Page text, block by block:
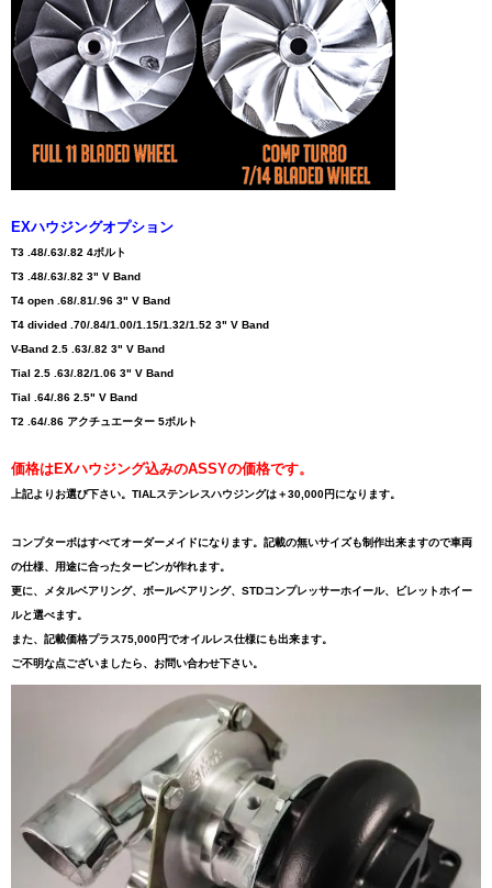
EXハウジングオプション
T3 .48/.63/.82 4ボルト
T3 .48/.63/.82 3" V Band
T4 open .68/.81/.96 3" V Band
T4 divided .70/.84/1.00/1.15/1.32/1.52 3" V Band
V-Band 2.5 .63/.82 3" V Band
Tial 2.5 .63/.82/1.06 3" V Band
Tial .64/.86 2.5" V Band
T2 .64/.86 アクチュエーター 5ボルト
価格はEXハウジング込みのASSYの価格です。
上記よりお選び下さい。TIALステンレスハウジングは＋30,000円になります。
コンプターボはすべてオーダーメイドになります。記載の無いサイズも制作出来ますので車両
の仕様、用途に合ったタービンが作れます。
更に、メタルベアリング、ボールベアリング、STDコンプレッサーホイール、ビレットホイー
ルと選べます。
また、記載価格プラス75,000円でオイルレス仕様にも出来ます。
ご不明な点ございましたら、お問い合わせ下さい。